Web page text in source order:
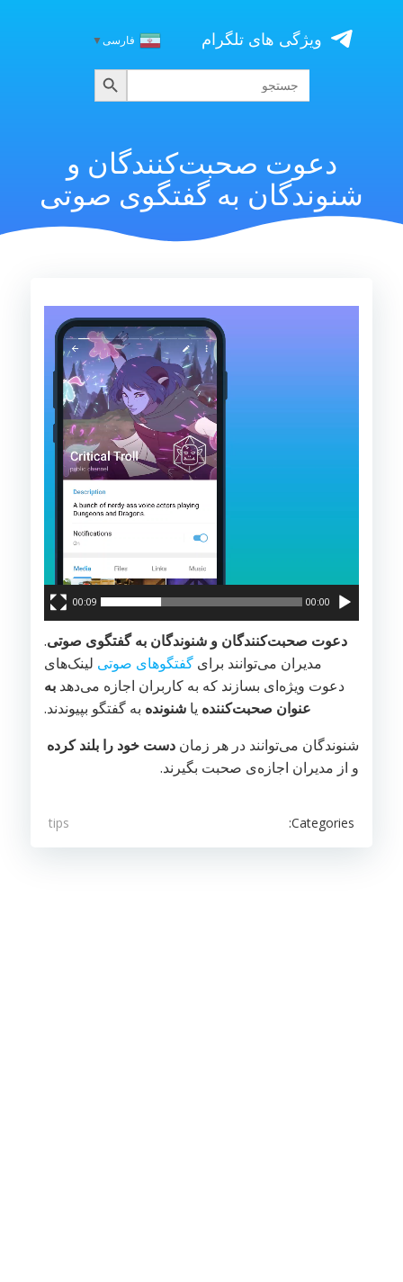
content
ویژگی های تلگرام فارسی▼
جستجو
برای:
جستجو
دعوت صحبت‌کنندگان و
شنوندگان به گفتگوی صوتی
00:00
00:09
دعوت صحبت‌کنندگان و شنوندگان به گفتگوی صوتی.
مدیران می‌توانند برای گفتگوهای صوتی لینک‌های
دعوت ویژه‌ای بسازند که به کاربران اجازه می‌دهد به
عنوان صحبت‌کننده یا شنونده به گفتگو بپیوندند.
شنوندگان می‌توانند در هر زمان دست خود را بلند کرده
و از مدیران اجازه‌ی صحبت بگیرند.
Categories:
tips